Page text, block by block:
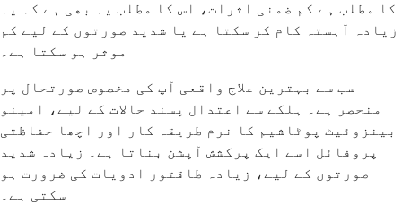
کا مطلب ہے کم ضمنی اثرات، اس کا مطلب یہ بھی ہے کہ یہ
زیادہ آہستہ کام کر سکتا ہے یا شدید صورتوں کے لیے کم
موثر ہو سکتا ہے۔
سب سے بہترین علاج واقعی آپ کی مخصوص صورتحال پر
منحصر ہے۔ ہلکے سے اعتدال پسند حالات کے لیے، امینو
بینزوئیٹ پوٹاشیم کا نرم طریقہ کار اور اچھا حفاظتی
پروفائل اسے ایک پرکشش آپشن بناتا ہے۔ زیادہ شدید
صورتوں کے لیے، زیادہ طاقتور ادویات کی ضرورت ہو
سکتی ہے۔